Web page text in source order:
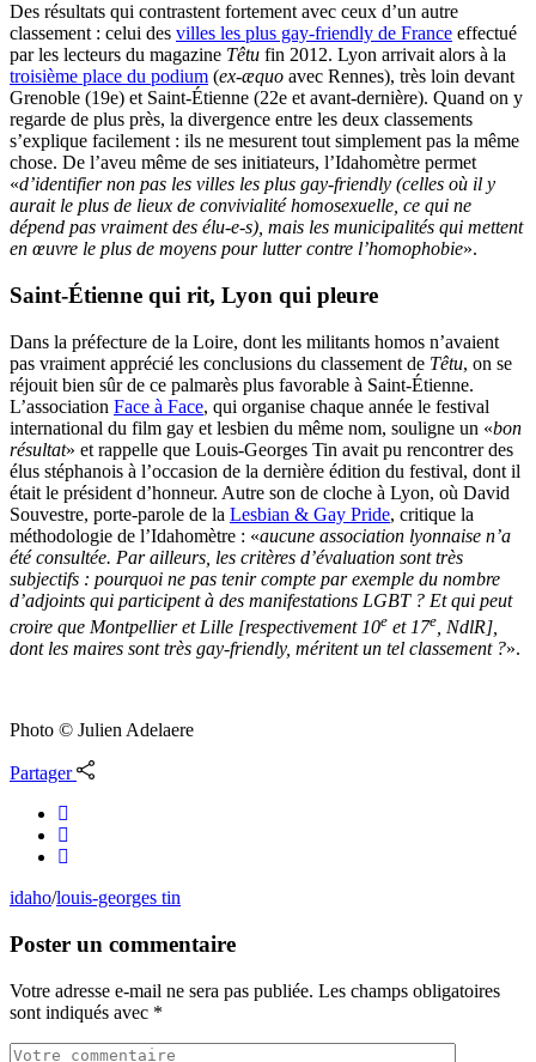
Des résultats qui contrastent fortement avec ceux d’un autre
classement : celui des villes les plus gay-friendly de France effectué
par les lecteurs du magazine Têtu fin 2012. Lyon arrivait alors à la
troisième place du podium (ex-æquo avec Rennes), très loin devant
Grenoble (19e) et Saint-Étienne (22e et avant-dernière). Quand on y
regarde de plus près, la divergence entre les deux classements
s’explique facilement : ils ne mesurent tout simplement pas la même
chose. De l’aveu même de ses initiateurs, l’Idahomètre permet
«d’identifier non pas les villes les plus gay-friendly (celles où il y
aurait le plus de lieux de convivialité homosexuelle, ce qui ne
dépend pas vraiment des élu-e-s), mais les municipalités qui mettent
en œuvre le plus de moyens pour lutter contre l’homophobie».
Saint-Étienne qui rit, Lyon qui pleure
Dans la préfecture de la Loire, dont les militants homos n’avaient
pas vraiment apprécié les conclusions du classement de Têtu, on se
réjouit bien sûr de ce palmarès plus favorable à Saint-Étienne.
L’association Face à Face, qui organise chaque année le festival
international du film gay et lesbien du même nom, souligne un «bon
résultat» et rappelle que Louis-Georges Tin avait pu rencontrer des
élus stéphanois à l’occasion de la dernière édition du festival, dont il
était le président d’honneur. Autre son de cloche à Lyon, où David
Souvestre, porte-parole de la Lesbian & Gay Pride, critique la
méthodologie de l’Idahomètre : «aucune association lyonnaise n’a
été consultée. Par ailleurs, les critères d’évaluation sont très
subjectifs : pourquoi ne pas tenir compte par exemple du nombre
d’adjoints qui participent à des manifestations LGBT ? Et qui peut
croire que Montpellier et Lille [respectivement 10e et 17e , NdlR],
dont les maires sont très gay-friendly, méritent un tel classement ?».
Photo © Julien Adelaere
Partager
idaho/louis-georges tin
Poster un commentaire
Votre adresse e-mail ne sera pas publiée. Les champs obligatoires
sont indiqués avec *